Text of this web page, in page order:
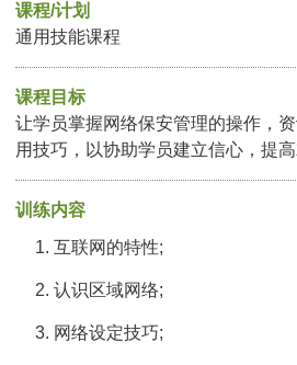
课程/计划
通用技能课程
课程目标
让学员掌握网络保安管理的操作，
用技巧，以协助学员建立信心，提高
训练内容
互联网的特性;
认识区域网络;
网络设定技巧;